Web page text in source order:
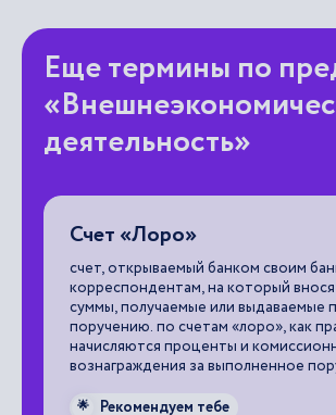
Еще термины по
деятельность»
Счет «Лоро»
счет, открываемый банком своим
корреспондентам, на который
суммы, получаемые или выдаваемые
поручению. по счетам «лоро», как
начисляются проценты и
вознаграждения за выполненное
🌟 Рекомендуем тебе